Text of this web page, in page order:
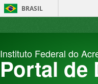
Pular
para
BRASIL
Instituto Federal do
Portal de